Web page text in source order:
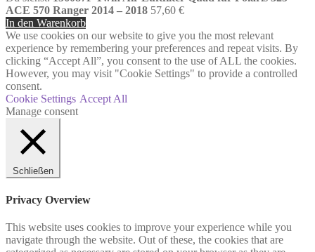
ACE 570 Ranger 2014 – 2018 57,60 €
In den Warenkorb
We use cookies on our website to give you the most relevant
experience by remembering your preferences and repeat visits. By
clicking “Accept All”, you consent to the use of ALL the cookies.
However, you may visit "Cookie Settings" to provide a controlled
consent.
Cookie Settings Accept All
Manage consent
Schließen
Privacy Overview
This website uses cookies to improve your experience while you
navigate through the website. Out of these, the cookies that are